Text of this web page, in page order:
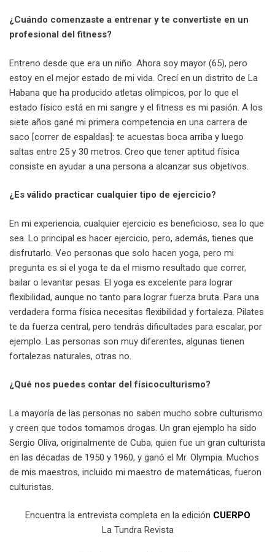
¿Cuándo comenzaste a entrenar y te convertiste en un
profesional del fitness?
Entreno desde que era un niño. Ahora soy mayor (65), pero
estoy en el mejor estado de mi vida. Crecí en un distrito de La
Habana que ha producido atletas olímpicos, por lo que el
estado físico está en mi sangre y el fitness es mi pasión. A los
siete años gané mi primera competencia en una carrera de
saco [correr de espaldas]: te acuestas boca arriba y luego
saltas entre 25 y 30 metros. Creo que tener aptitud física
consiste en ayudar a una persona a alcanzar sus objetivos.
¿Es válido practicar cualquier tipo de ejercicio?
En mi experiencia, cualquier ejercicio es beneficioso, sea lo que
sea. Lo principal es hacer ejercicio, pero, además, tienes que
disfrutarlo. Veo personas que solo hacen yoga, pero mi
pregunta es si el yoga te da el mismo resultado que correr,
bailar o levantar pesas. El yoga es excelente para lograr
flexibilidad, aunque no tanto para lograr fuerza bruta. Para una
verdadera forma física necesitas flexibilidad y fortaleza. Pilates
te da fuerza central, pero tendrás dificultades para escalar, por
ejemplo. Las personas son muy diferentes, algunas tienen
fortalezas naturales, otras no.
¿Qué nos puedes contar del físicoculturismo?
La mayoría de las personas no saben mucho sobre culturismo
y creen que todos tomamos drogas. Un gran ejemplo ha sido
Sergio Oliva, originalmente de Cuba, quien fue un gran culturista
en las décadas de 1950 y 1960, y ganó el Mr. Olympia. Muchos
de mis maestros, incluido mi maestro de matemáticas, fueron
culturistas.
Encuentra la entrevista completa en la edición CUERPO
La Tundra Revista